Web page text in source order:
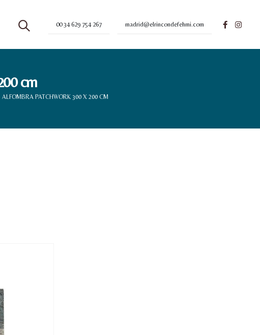
00 34 629 754 267 madrid@elrincondefehmi.com
cm
ALFOMBRA PATCHWORK 300 X 200 CM